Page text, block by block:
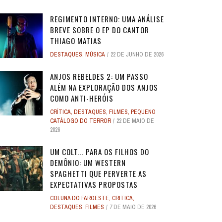
SUPERMAN
17 DE JULHO DE 2025
ANJOS REBELDES: UM EXPERIMENTO
SINGULAR DO CINEMA DE HORROR
DOS ANOS 1990, ...
28 DE ABRIL DE 2026 3
ANJOS REBELDES: UM EXPERIMENTO
SINGULAR DO CINEMA DE HORROR
DOS ANOS 1990, ...
28 DE ABRIL DE 2026 3
VERÃO PASSADO: UMA SÉRIE JUVENIL
...
4 DE JULHO DE 2025 32
MENINO LOBO
31 DE AGOSTO DE 2016
REGIMENTO INTERNO: UMA ANÁLISE
BREVE SOBRE O EP DO CANTOR
THIAGO MATIAS
DESTAQUES, MÚSICA 22 DE JUNHO DE 2026
ANJOS REBELDES 2: UM PASSO
ALÉM NA EXPLORAÇÃO DOS ANJOS
COMO ANTI-HERÓIS
CRÍTICA, DESTAQUES, FILMES, PEQUENO
CATÁLOGO DO TERROR
22 DE MAIO DE
2026
UM COLT... PARA OS FILHOS DO
DEMÔNIO: UM WESTERN
SPAGHETTI QUE PERVERTE AS
EXPECTATIVAS PROPOSTAS
COLUNA DO FAROESTE, CRÍTICA,
DESTAQUES, FILMES 7 DE MAIO DE 2026